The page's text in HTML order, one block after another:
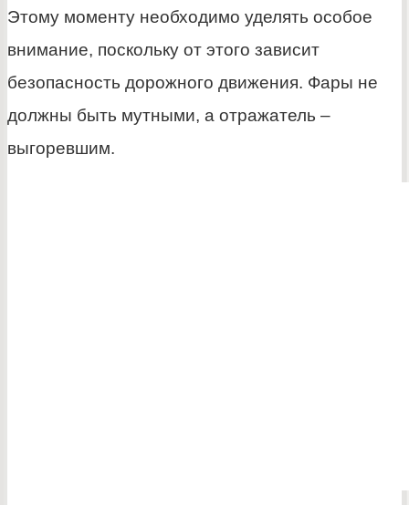
Этому моменту необходимо уделять особое
внимание, поскольку от этого зависит
безопасность дорожного движения. Фары не
должны быть мутными, а отражатель –
выгоревшим.